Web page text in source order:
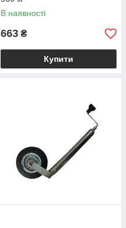
В наявності
663 ₴
Купити